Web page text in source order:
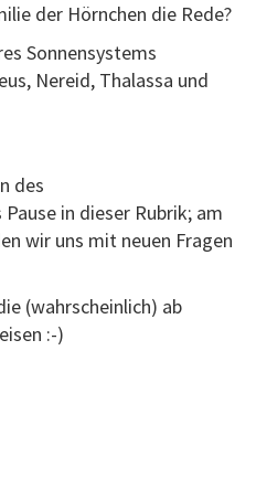
der Hörnchen die Rede?
Sonnensystems
Nereid, Thalassa und
des
in dieser Rubrik; am
wir uns mit neuen Fragen
(wahrscheinlich) ab
:-)